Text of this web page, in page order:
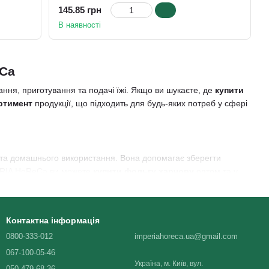
приготування та подачі їжі. Якщо ви шукаєте, де купити
продукції, що підходить для будь-яких потреб у сфері
домашнього використання. Вона допомагає зберегти
всім стандартам безпеки та сертифікації, що
145.85 грн
В наявності
Контактна інформація
0800-333-012
067-100-05-46
imperiahoreca.ua@gmail.com
Україна, м. Київ, вул.